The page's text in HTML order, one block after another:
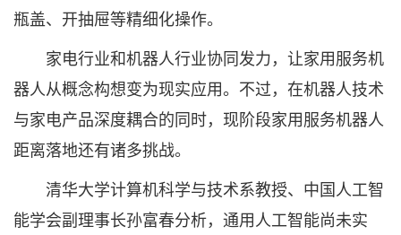
瓶盖、开抽屉等精细化操作。
家电行业和机器人行业协同发力，让家用服务机
器人从概念构想变为现实应用。不过，在机器人技术
与家电产品深度耦合的同时，现阶段家用服务机器人
距离落地还有诸多挑战。
清华大学计算机科学与技术系教授、中国人工智
能学会副理事长孙富春分析，通用人工智能尚未实